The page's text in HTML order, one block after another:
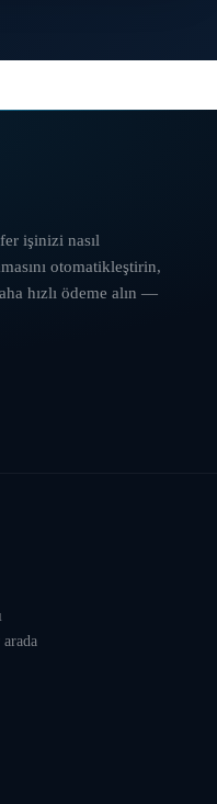
işinizi nasıl
otomatikleştirin,
hızlı ödeme alın —